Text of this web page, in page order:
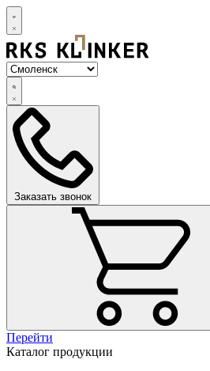
Заказать звонок
Перейти
Каталог продукции